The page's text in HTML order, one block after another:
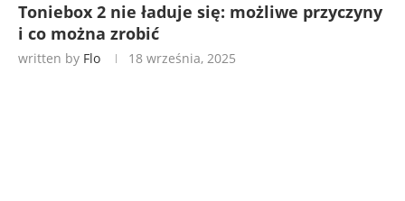
Toniebox 2 nie ładuje się: możliwe przyczyny
i co można zrobić
written by Flo 18 września, 2025